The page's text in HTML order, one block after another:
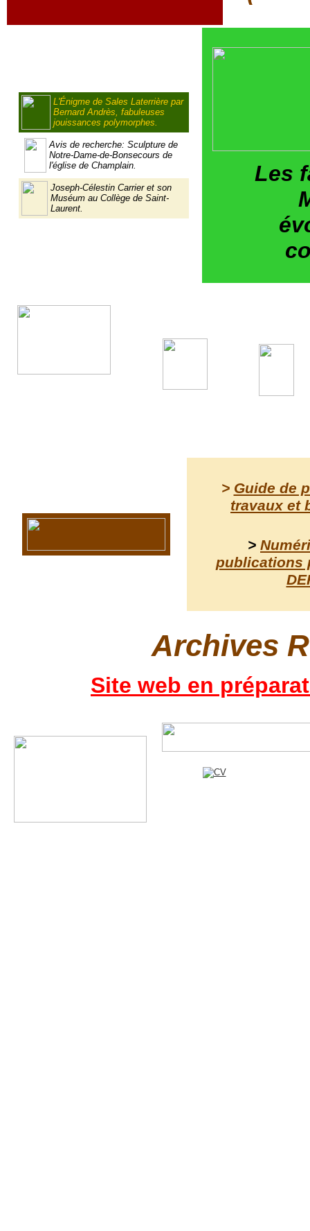
L'Énigme de Sales Laterrière par
Bernard Andrès, fabuleuses
jouissances polymorphes.
Avis de recherche: Sculpture de
Notre-Dame-de-Bonsecours de
l'église de Champlain.
Joseph-Célestin Carrier et son
Muséum au Collège de Saint-
Laurent.
Les
> Guide de
travaux et
>
publications
Archives
Site web en